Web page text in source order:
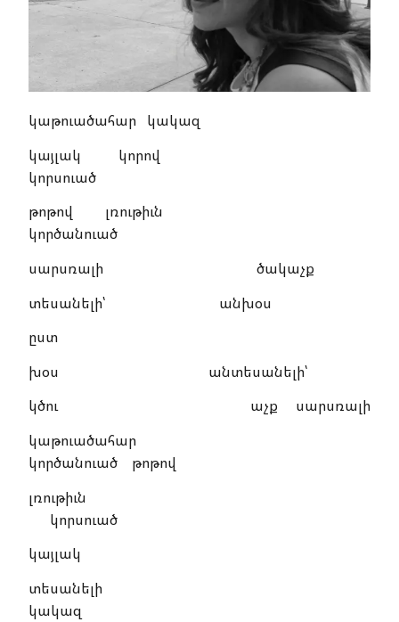
կաթուածահար կակազ
կայլակ կորով
կորսուած
թոթով լռութիւն
կործանուած
սարսռալի ծակաչք
տեսանելի՝ անխօս
ըստ
խօս անտեսանելի՝
կծու աչք սարսռալի
կաթուածահար
կործանուած թոթով
լռութիւն
կորսուած
կայլակ
տեսանելի
կակազ